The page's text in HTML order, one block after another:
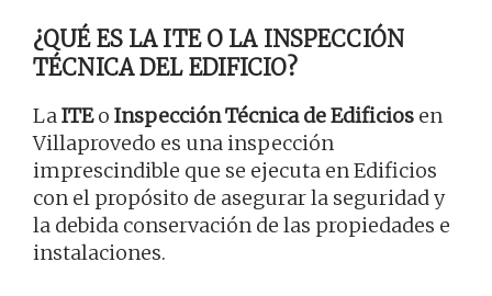
¿QUÉ ES LA ITE O LA INSPECCIÓN
TÉCNICA DEL EDIFICIO?
LaITEo Inspección Técnica de Edificios en
Villaprovedo es una inspección
imprescindible que se ejecuta en Edificios
con el propósito de asegurar la seguridad y
la debida conservación de las propiedades e
instalaciones.